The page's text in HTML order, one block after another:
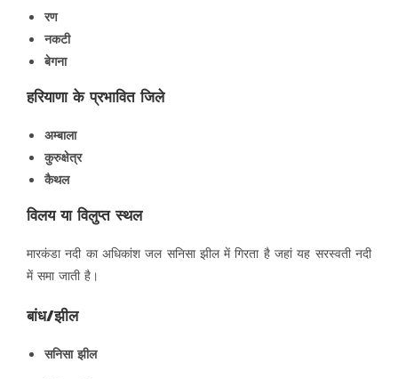
रण
नकटी
बेगना
हरियाणा के प्रभावित जिले
अम्बाला
कुरुक्षेत्र
कैथल
विलय या विलुप्त स्थल
मारकंडा नदी का अधिकांश जल सनिसा झील में गिरता है जहां यह सरस्वती नदी
में समा जाती है।
बांध/झील
सनिसा झील